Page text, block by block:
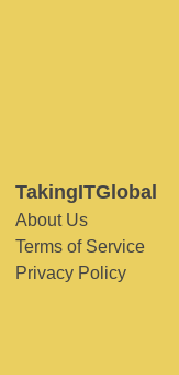
TakingITGlobal
About Us
Terms of Service
Privacy Policy